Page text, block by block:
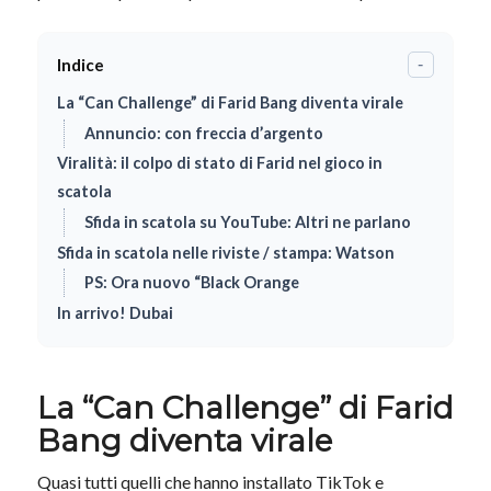
Indice -
La “Can Challenge” di Farid Bang diventa virale
Annuncio: con freccia d’argento
Viralità: il colpo di stato di Farid nel gioco in
scatola
Sfida in scatola su YouTube: Altri ne parlano
Sfida in scatola nelle riviste / stampa: Watson
PS: Ora nuovo “Black Orange
In arrivo! Dubai
La “Can Challenge” di Farid
Bang diventa virale
Quasi tutti quelli che hanno installato TikTok e